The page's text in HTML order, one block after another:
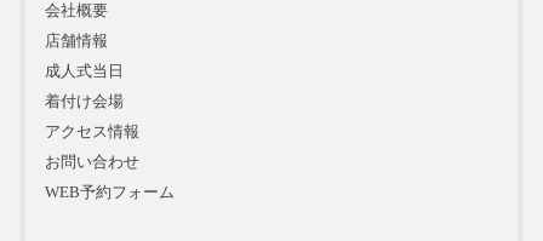
会社概要
店舗情報
成人式当日
着付け会場
アクセス情報
お問い合わせ
WEB予約フォーム